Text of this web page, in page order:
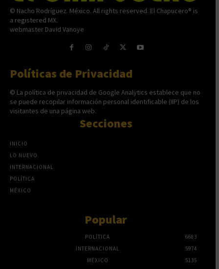
© Nacho Rodríguez. México. All rights reserved. El Chapucero® is
a registered MX.
webmaster David Vanoye
Políticas de Privacidad
© La política de privacidad de Google Analytics establece que no
se puede recopilar información personal identificable (IIP) de los
visitantes de una página web.
Secciones
INICIO
LO NUEVO
INTERNACIONAL
POLÍTICA
MÉXICO
Popular
POLÍTICA
6683
INTERNACIONAL
5974
MÉXICO
5135